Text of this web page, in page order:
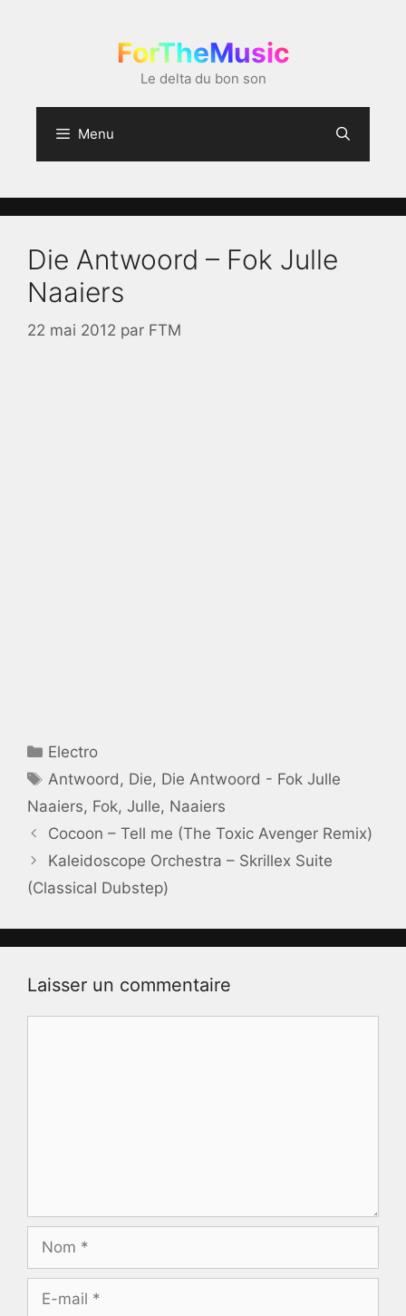
ForTheMusic
Le delta du bon son
Menu
Die Antwoord – Fok Julle
Naaiers
22 mai 2012 par FTM
Catégories
Electro
Étiquettes
Antwoord , Die, Die Antwoord - Fok Julle
Naaiers, Fok, Julle, Naaiers
Cocoon – Tell me (The Toxic Avenger Remix)
Kaleidoscope Orchestra – Skrillex Suite
(Classical Dubstep)
Laisser un commentaire
mail